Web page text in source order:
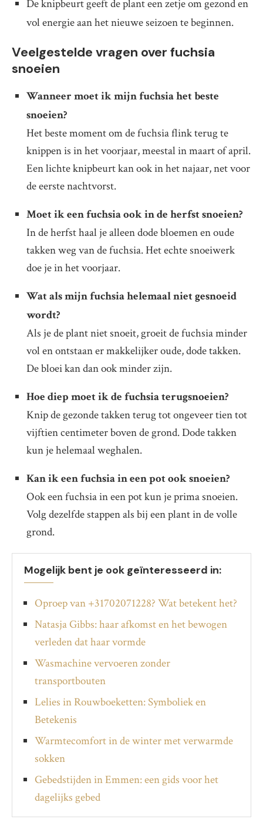
De knipbeurt geeft de plant een zetje om gezond en
vol energie aan het nieuwe seizoen te beginnen.
Veelgestelde vragen over fuchsia
snoeien
Wanneer moet ik mijn fuchsia het beste
snoeien?
Het beste moment om de fuchsia flink terug te
knippen is in het voorjaar, meestal in maart of april.
Een lichte knipbeurt kan ook in het najaar, net voor
de eerste nachtvorst.
Moet ik een fuchsia ook in de herfst snoeien?
In de herfst haal je alleen dode bloemen en oude
takken weg van de fuchsia. Het echte snoeiwerk
doe je in het voorjaar.
Wat als mijn fuchsia helemaal niet gesnoeid
wordt?
Als je de plant niet snoeit, groeit de fuchsia minder
vol en ontstaan er makkelijker oude, dode takken.
De bloei kan dan ook minder zijn.
Hoe diep moet ik de fuchsia terugsnoeien?
Knip de gezonde takken terug tot ongeveer tien tot
vijftien centimeter boven de grond. Dode takken
kun je helemaal weghalen.
Kan ik een fuchsia in een pot ook snoeien?
Ook een fuchsia in een pot kun je prima snoeien.
Volg dezelfde stappen als bij een plant in de volle
grond.
Mogelijk bent je ook geïnteresseerd in:
Oproep van +31702071228? Wat betekent het?
Natasja Gibbs: haar afkomst en het bewogen
verleden dat haar vormde
Wasmachine vervoeren zonder
transportbouten
Lelies in Rouwboeketten: Symboliek en
Betekenis
Warmtecomfort in de winter met verwarmde
sokken
Gebedstijden in Emmen: een gids voor het
dagelijks gebed